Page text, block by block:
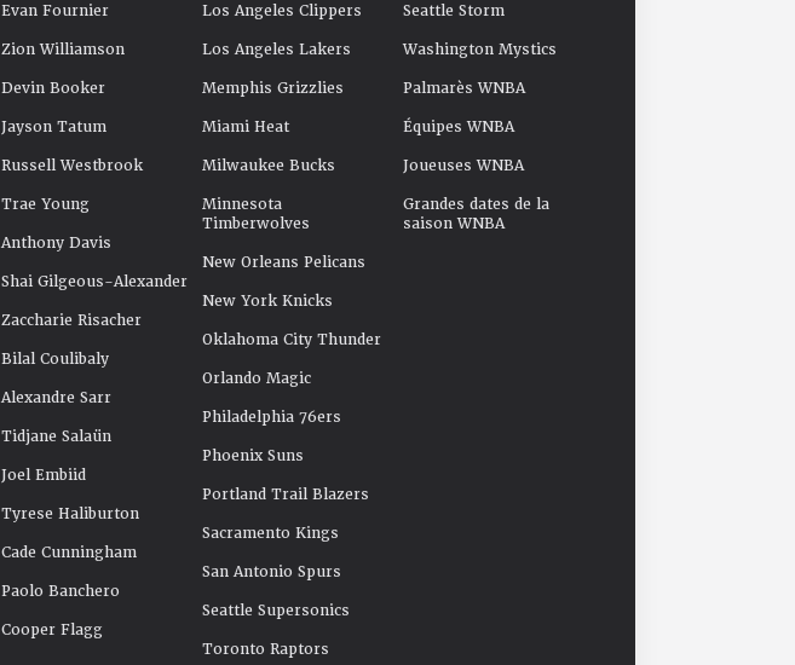
Evan Fournier
Zion Williamson
Devin Booker
Jayson Tatum
Russell Westbrook
Trae Young
Anthony Davis
Shai Gilgeous-Alexander
Zaccharie Risacher
Bilal Coulibaly
Alexandre Sarr
Tidjane Salaün
Joel Embiid
Tyrese Haliburton
Cade Cunningham
Paolo Banchero
Cooper Flagg
Los Angeles Clippers
Los Angeles Lakers
Memphis Grizzlies
Miami Heat
Milwaukee Bucks
Minnesota
Timberwolves
New Orleans Pelicans
New York Knicks
Oklahoma City Thunder
Orlando Magic
Philadelphia 76ers
Phoenix Suns
Portland Trail Blazers
Sacramento Kings
San Antonio Spurs
Seattle Supersonics
Toronto Raptors
Seattle Storm
Washington Mystics
Palmarès WNBA
Équipes WNBA
Joueuses WNBA
Grandes dates de la
saison WNBA